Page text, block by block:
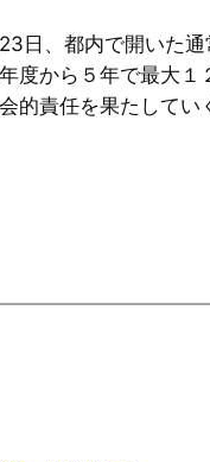
日、都内で開いた
度から５年で最大
的責任を果たしてい